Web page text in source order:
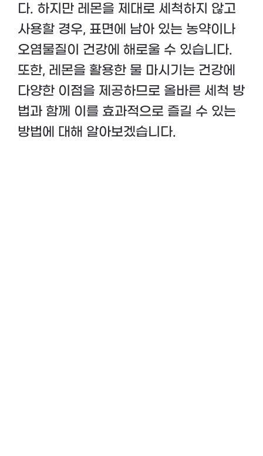
다. 하지만 레몬을 제대로 세척하지 않고
사용할 경우, 표면에 남아 있는 농약이나
오염물질이 건강에 해로울 수 있습니다.
또한, 레몬을 활용한 물 마시기는 건강에
다양한 이점을 제공하므로 올바른 세척 방
법과 함께 이를 효과적으로 즐길 수 있는
방법에 대해 알아보겠습니다.